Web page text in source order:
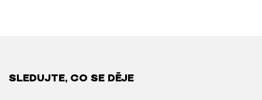
SLEDUJTE, CO SE DĚJE